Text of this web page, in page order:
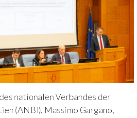
nationalen Verbandes der
(ANBI), Massimo Gargano,